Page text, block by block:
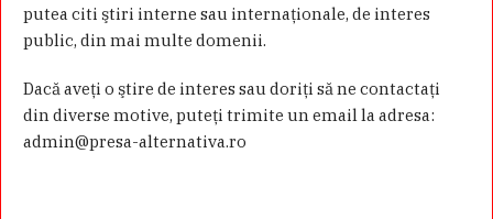
putea citi ştiri interne sau internaţionale, de interes
public, din mai multe domenii.
Dacă aveţi o ştire de interes sau doriţi să ne contactaţi
din diverse motive, puteţi trimite un email la adresa:
admin@presa-alternativa.ro